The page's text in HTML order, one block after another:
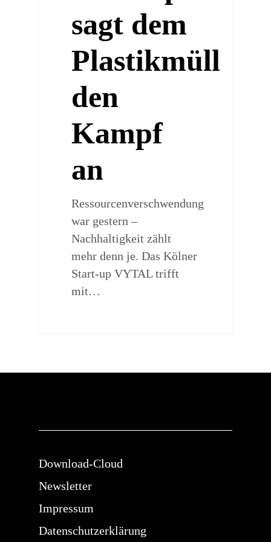
sagt dem
Plastikmüll
den
Kampf
an
Ressourcenverschwendung
war gestern –
Nachhaltigkeit zählt
mehr denn je. Das Kölner
Start-up VYTAL trifft
mit…
Download-Cloud
Newsletter
Impressum
Datenschutzerklärung